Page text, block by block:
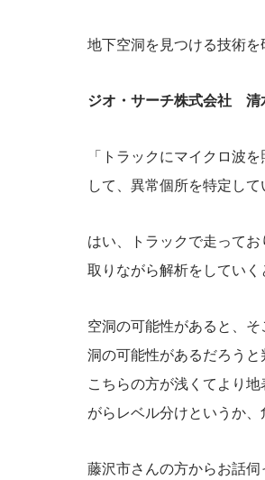
地下空洞を見つける技術を
ジオ・サーチ株式会社 清
「トラックにマイクロ波
して、異常個所を特定して
はい、トラックで走って
取りながら解析をしていく
空洞の可能性があると、
洞の可能性があるだろう
こちらの方が浅くてより
がらレベル分けというか、
藤沢市さんの方からお話